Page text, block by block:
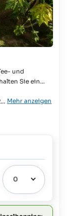
Mehr anzeigen